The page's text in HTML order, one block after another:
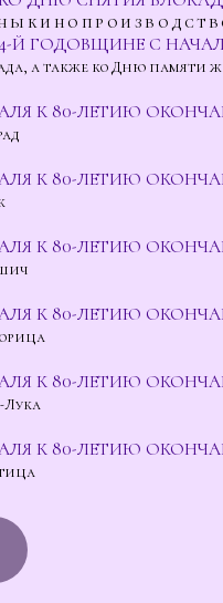
Й ГОДОВЩИНЕ С
а также ко Дню памяти
К 80-ЛЕТИЮ
К 80-ЛЕТИЮ
К 80-ЛЕТИЮ
К 80-ЛЕТИЮ
К 80-ЛЕТИЮ
Лука
К 80-ЛЕТИЮ